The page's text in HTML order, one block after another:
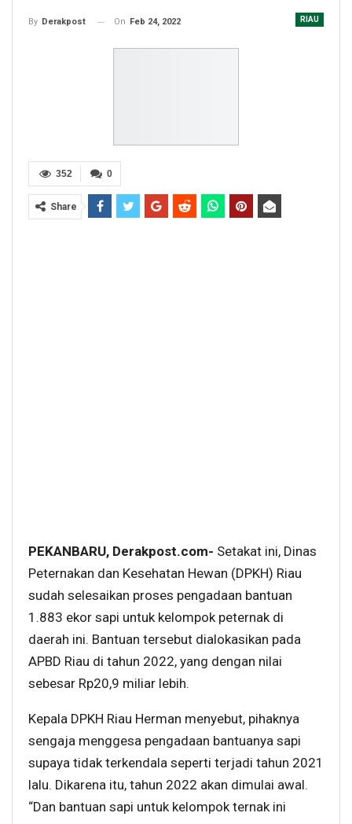
RIAU
By Derakpost On Feb 24, 2022
0
352
Share
PEKANBARU, Derakpost.com- Setakat ini, Dinas
Peternakan dan Kesehatan Hewan (DPKH) Riau
sudah selesaikan proses pengadaan bantuan
1.883 ekor sapi untuk kelompok peternak di
daerah ini. Bantuan tersebut dialokasikan pada
APBD Riau di tahun 2022, yang dengan nilai
sebesar Rp20,9 miliar lebih.
Kepala DPKH Riau Herman menyebut, pihaknya
sengaja menggesa pengadaan bantuanya sapi
supaya tidak terkendala seperti terjadi tahun 2021
lalu. Dikarena itu, tahun 2022 akan dimulai awal.
“Dan bantuan sapi untuk kelompok ternak ini